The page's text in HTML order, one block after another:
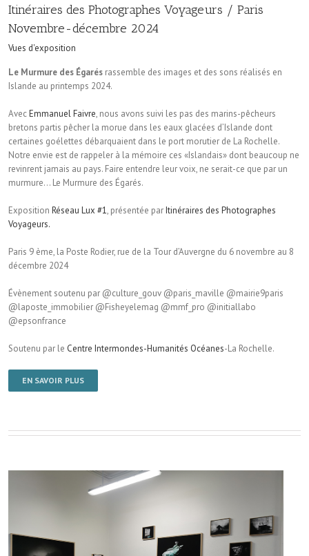
Itinéraires des Photographes Voyageurs / Paris
Novembre-décembre 2024
Vues d'exposition
Le Murmure des Égarés rassemble des images et des sons réalisés en
Islande au printemps 2024.
AvecEmmanuel Faivre, nous avons suivi les pas des marins-pêcheurs
bretons partis pêcher la morue dans les eaux glacées d’Islande dont
certaines goélettes débarquaient dans le port morutier de La Rochelle.
Notre envie est de rappeler à la mémoire ces «Islandais» dont beaucoup ne
revinrent jamais au pays. Faire entendre leur voix, ne serait-ce que par un
murmure… Le Murmure des Égarés.
Exposition Réseau Lux #1, présentée parItinéraires des Photographes
Voyageurs.
Paris 9 ème, la Poste Rodier, rue de la Tour d’Auvergne du 6 novembre au 8
décembre 2024
Évènement soutenu par @culture_gouv @paris_maville @mairie9paris
@laposte_immobilier @Fisheyelemag @mmf_pro @initiallabo
@epsonfrance
Soutenu par le Centre Intermondes-Humanités Océanes-La Rochelle.
EN SAVOIR PLUS